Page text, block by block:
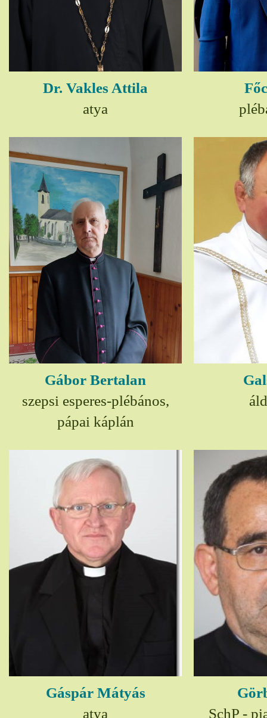
Dr. Vakles Attila
atya
Gábor Bertalan
szepsi esperes-plébános,
pápai káplán
Gáspár Mátyás
atya
SchP -